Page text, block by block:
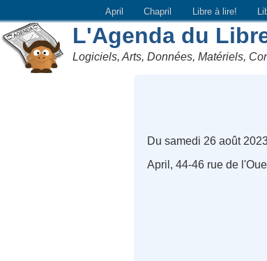
April Chapril Libre à lire!
L'Agenda du
Logiciels, Arts, Données, Matériels,
Du samedi 26 août
April, 44-46 rue de